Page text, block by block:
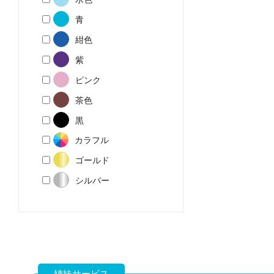
青
紺色
紫
ピンク
茶色
黒
カラフル
ゴールド
シルバー